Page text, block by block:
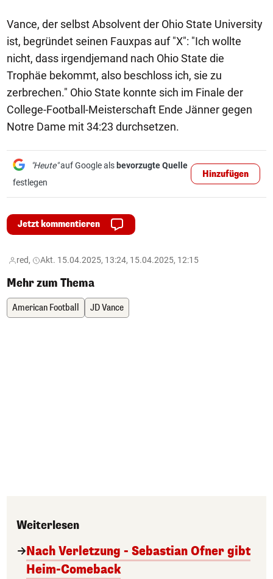
Vance, der selbst Absolvent der Ohio State University
ist, begründet seinen Fauxpas auf "X": "Ich wollte
nicht, dass irgendjemand nach Ohio State die
Trophäe bekommt, also beschloss ich, sie zu
zerbrechen." Ohio State konnte sich im Finale der
College-Football-Meisterschaft Ende Jänner gegen
Notre Dame mit 34:23 durchsetzen.
"Heute"auf Google als bevorzugte Quelle
festlegen
Hinzufügen
Jetzt kommentieren
red, Akt. 15.04.2025, 13:24, 15.04.2025, 12:15
Mehr zum Thema
American Football JD Vance
Weiterlesen
Nach Verletzung - Sebastian Ofner gibt
Heim-Comeback